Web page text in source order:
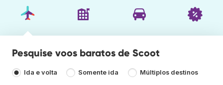
Pesquise voos baratos de Scoot
Ida e volta Somente ida Múltiplos destinos